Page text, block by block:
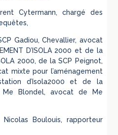
Cytermann, chargé des
Gadiou, Chevallier, avocat
D’ISOLA 2000 et de la
2000, de la SCP Peignot,
mixte pour l’aménagement
d’Isola2000 et de la
Me Blondel, avocat de Me
Boulouis, rapporteur